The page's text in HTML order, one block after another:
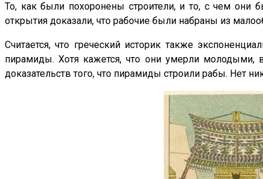
То, как были похоронены строители, и то, с чем
открытия доказали, что рабочие были набраны из
Считается, что греческий историк также
пирамиды. Хотя кажется, что они умерли
доказательств того, что пирамиды строили рабы. Нет